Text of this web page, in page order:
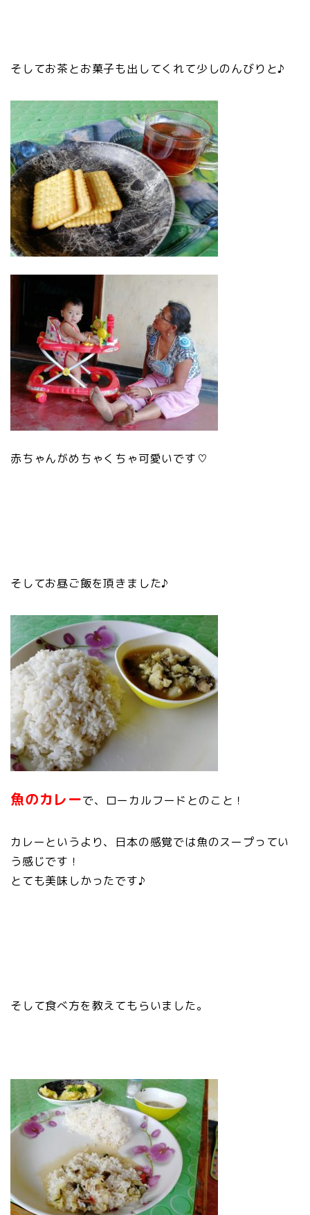
そしてお茶とお菓子も出してくれて少しのんびりと♪
赤ちゃんがめちゃくちゃ可愛いです♡
そしてお昼ご飯を頂きました♪
魚のカレーで、ローカルフードとのこと！
カレーというより、日本の感覚では魚のスープってい
う感じです！
とても美味しかったです♪
そして食べ方を教えてもらいました。